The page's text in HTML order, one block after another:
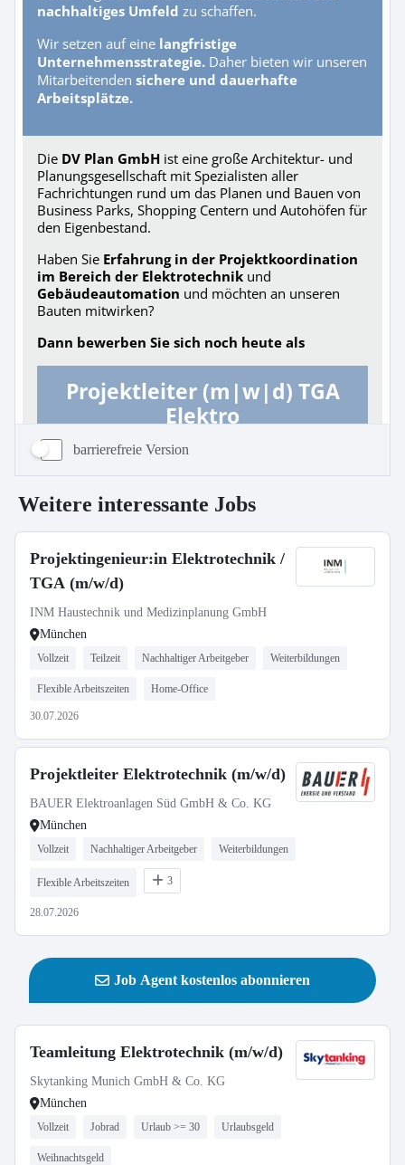
barrierefreie Version
Weitere interessante Jobs
Projektingenieur:in Elektrotechnik /
TGA (m/w/d)
INM Haustechnik und Medizinplanung GmbH
München
Vollzeit Teilzeit Nachhaltiger Arbeitgeber Weiterbildungen
Flexible Arbeitszeiten Home-Office
30.07.2026
Projektleiter Elektrotechnik (m/w/d)
BAUER Elektroanlagen Süd GmbH & Co. KG
München
Vollzeit Nachhaltiger Arbeitgeber Weiterbildungen
Flexible Arbeitszeiten 3
28.07.2026
Job Agent kostenlos abonnieren
Teamleitung Elektrotechnik (m/w/d)
Skytanking Munich GmbH & Co. KG
München
Vollzeit Jobrad Urlaub >= 30 Urlaubsgeld
Weihnachtsgeld